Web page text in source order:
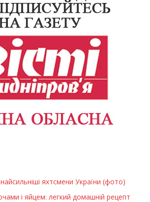
яхтсмени України (фото)
і яйцем: легкий домашній рецепт